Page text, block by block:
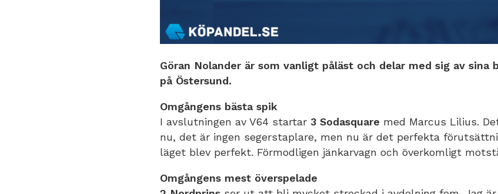
Göran Nolander är som vanligt påläst och delar med sig av sina
på Östersund.
Omgångens bästa spik
I avslutningen av V64 startar 3 Sodasquare med Marcus Lilius.
nu, det är ingen segerstaplare, men nu är det perfekta
läget blev perfekt. Förmodligen jänkarvagn och överkomligt
Omgångens mest överspelade